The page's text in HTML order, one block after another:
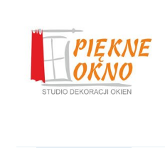
Přeskočit
navigaci
Přejít
obsahu
webu